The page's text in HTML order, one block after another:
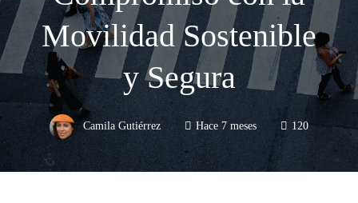
Movilidad Sostenible
y Segura
Camila Gutiérrez Hace 7 meses 120